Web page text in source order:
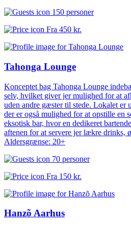
150 personer
Fra 450 kr.
Tahonga Lounge
Konceptet bag Tahonga Lounge
selv, hvilket giver jer mulighed for at
uden andre gæster til stede. Lokalet er
der er også mulighed for at opstille en
eksotisk bar, hvor en dedikeret
aftenen for at servere jer lækre drinks,
Aldersgrænse: 20+
70 personer
Fra 150 kr.
Hanzõ Aarhus